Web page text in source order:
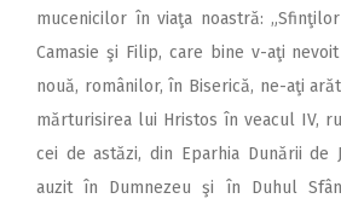
mucenicilor în viaţa noastră:
Camasie şi Filip, care bine v-aţi
nouă, românilor, în Biserică, ne-aţi
mărturisirea lui Hristos în veacul IV,
cei de astăzi, din Eparhia Dunării de
auzit în Dumnezeu şi în Duhul